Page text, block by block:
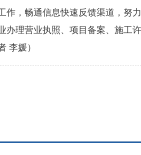
作，畅通信息快速反馈渠道，努
办理营业执照、项目备案、施工
李媛）